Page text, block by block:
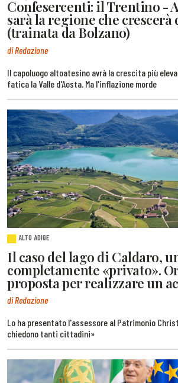
Confesercenti: il Trentino -
sarà la regione che crescerà
(trainata da Bolzano)
di Redazione
Il capoluogo altoatesino avrà la crescita più
fatica la Valle d'Aosta. Ma l'inflazione morde
ALTO ADIGE
Il caso del lago di Caldaro,
completamente «privato».
proposta per realizzare un
di Redazione
Lo ha presentato l'assessore al Patrimonio
chiedono tanti cittadini»